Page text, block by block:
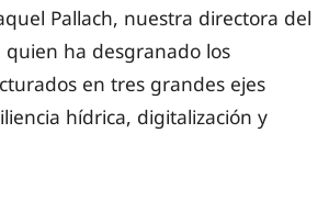
Pallach, nuestra directora del
quien ha desgranado los
en tres grandes ejes
hídrica, digitalización y